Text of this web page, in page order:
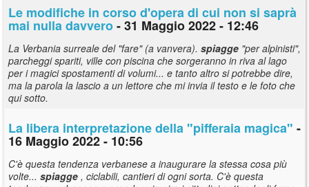
Le modifiche in corso d'opera di cui non si saprà
mai nulla davvero- 31 Maggio 2022 - 12:46
La Verbania surreale del "fare" (a vanvera). spiagge "per alpinisti",
parcheggi spariti, ville con piscina che sorgeranno in riva al lago
per i magici spostamenti di volumi... e tanto altro si potrebbe dire,
ma la parola la lascio a un lettore che mi invia il testo e le foto che
qui sotto.
La libera interpretazione della "pifferaia magica" -
16 Maggio 2022 - 10:56
C'è questa tendenza verbanese a inaugurare la stessa cosa più
volte... spiagge , ciclabili, cantieri di ogni sorta. C'è questa